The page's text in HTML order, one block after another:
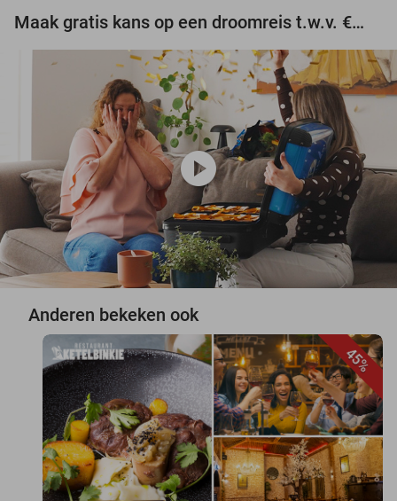
Maak gratis kans op een droomreis t.w.v. €3.000!
play_circle
Anderen bekeken ook
45%